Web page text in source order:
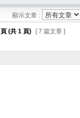
顯示文章 :
頁 (共 1 頁) [ 7 篇文章 ]